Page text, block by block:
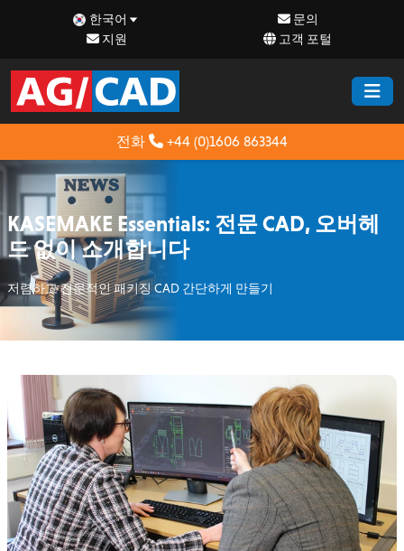
한국어
문의
지원
고객 포털
전화 +44 (0)1606 863344
KASEMAKE Essentials: 전문 CAD, 오버헤
드 없이 소개합니다
저렴하고 전문적인 패키징 CAD 간단하게 만들기